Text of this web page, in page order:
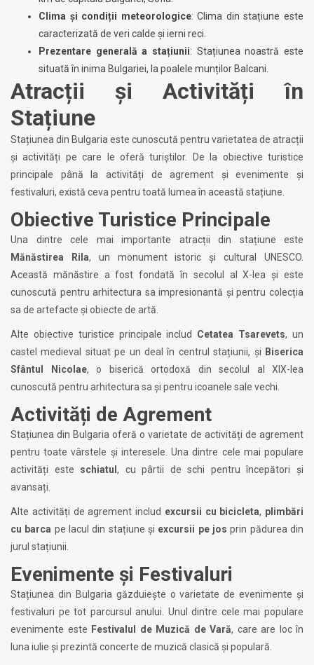
Clima și condiții meteorologice: Clima din stațiune este
caracterizată de veri calde și ierni reci.
Prezentare generală a stațiunii: Stațiunea noastră este
situată în inima Bulgariei, la poalele munților Balcani.
Atracții și Activități în
Stațiune
Stațiunea din Bulgaria este cunoscută pentru varietatea de atracții
și activități pe care le oferă turiștilor. De la obiective turistice
principale până la activități de agrement și evenimente și
festivaluri, există ceva pentru toată lumea în această stațiune.
Obiective Turistice Principale
Una dintre cele mai importante atracții din stațiune este
Mănăstirea Rila, un monument istoric și cultural UNESCO.
Această mănăstire a fost fondată în secolul al X-lea și este
cunoscută pentru arhitectura sa impresionantă și pentru colecția
sa de artefacte și obiecte de artă.
Alte obiective turistice principale includ Cetatea Tsarevets, un
castel medieval situat pe un deal în centrul stațiunii, și Biserica
Sfântul Nicolae, o biserică ortodoxă din secolul al XIX-lea
cunoscută pentru arhitectura sa și pentru icoanele sale vechi.
Activități de Agrement
Stațiunea din Bulgaria oferă o varietate de activități de agrement
pentru toate vârstele și interesele. Una dintre cele mai populare
activități este schiatul, cu pârtii de schi pentru începători și
avansați.
Alte activități de agrement includ excursii cu bicicleta, plimbări
cu barca pe lacul din stațiune și excursii pe jos prin pădurea din
jurul stațiunii.
Evenimente și Festivaluri
Stațiunea din Bulgaria găzduiește o varietate de evenimente și
festivaluri pe tot parcursul anului. Unul dintre cele mai populare
evenimente este Festivalul de Muzică de Vară, care are loc în
luna iulie și prezintă concerte de muzică clasică și populară.